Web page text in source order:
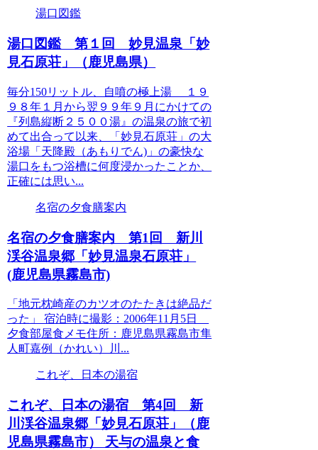
湯口図鑑
湯口図鑑 第１回 妙見温泉「妙
見石原荘」（鹿児島県）
毎分150リットル、自噴の極上湯 １９
９８年１月から翌９９年９月にかけての
『列島縦断２５００湯』の温泉の旅で初
めて出合って以来、「妙見石原荘」の大
浴場「天降殿（あもりでん)」の豪快な
湯口をもつ浴槽に何度浸かったことか、
正確には思い...
名宿の夕食膳案内
名宿の夕食膳案内 第1回 新川
渓谷温泉郷「妙見温泉石原荘」
(鹿児島県霧島市)
「地元枕崎産のカツオのたたきは絶品だ
った」 宿泊時に撮影：2006年11月5日
夕食部屋食メモ住所：鹿児島県霧島市隼
人町嘉例（かれい）川...
これぞ、日本の湯宿
これぞ、日本の湯宿 第4回 新
川渓谷温泉郷「妙見石原荘」（鹿
児島県霧島市） 天与の温泉と食